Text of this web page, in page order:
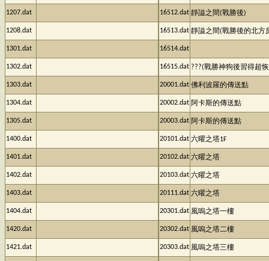
1207.dat
1208.dat
1301.dat
1302.dat
1303.dat
1304.dat
1305.dat
1400.dat
1401.dat
1402.dat
1403.dat
1404.dat
1420.dat
1421.dat
16512.dat 靜謚之間(戰勝後)
16513.dat 靜謚之間(戰勝後的北方
16514.dat
16515.dat ???(戰勝神狗後習得超
20001.dat 佛利波羅的傳送點
20002.dat 阿卡斯的傳送點
20003.dat 阿卡斯的傳送點
20101.dat 六曜之塔1F
20102.dat 六曜之塔
20103.dat 六曜之塔
20111.dat 六曜之塔
20301.dat 風嗚之塔一樓
20302.dat 風嗚之塔二樓
20303.dat 風嗚之塔三樓